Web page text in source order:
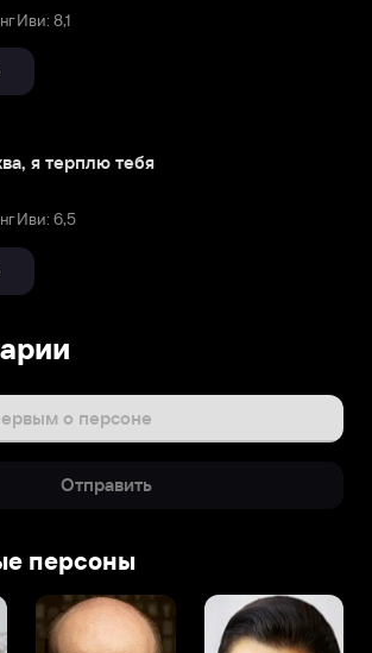
Иви: 8,1
я терплю тебя
Иви: 6,5
о персоне
Отправить
персоны